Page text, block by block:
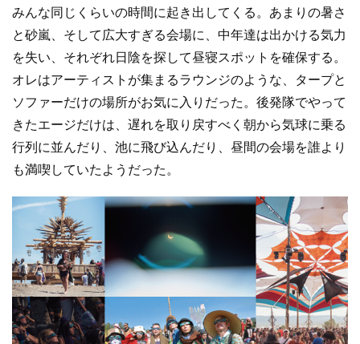
みんな同じくらいの時間に起き出してくる。あまりの暑さ
と砂嵐、そして広大すぎる会場に、中年達は出かける気力
を失い、それぞれ日陰を探して昼寝スポットを確保する。
オレはアーティストが集まるラウンジのような、タープと
ソファーだけの場所がお気に入りだった。後発隊でやって
きたエージだけは、遅れを取り戻すべく朝から気球に乗る
行列に並んだり、池に飛び込んだり、昼間の会場を誰より
も満喫していたようだった。